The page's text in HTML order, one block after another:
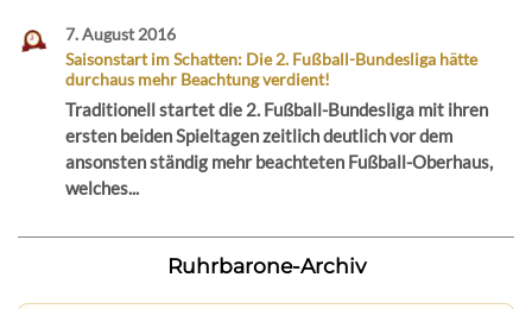
7. August 2016
Saisonstart im Schatten: Die 2. Fußball-Bundesliga hätte
durchaus mehr Beachtung verdient!
Traditionell startet die 2. Fußball-Bundesliga mit ihren
ersten beiden Spieltagen zeitlich deutlich vor dem
ansonsten ständig mehr beachteten Fußball-Oberhaus,
welches...
Ruhrbarone-Archiv